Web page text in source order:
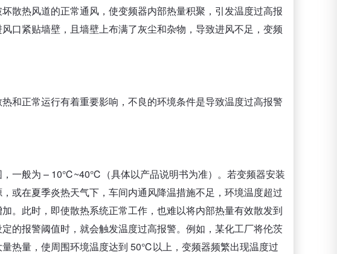
散热风道的正常通风，使变频器内部热量积聚，引发温度过高报
口紧贴墙壁，且墙壁上布满了灰尘和杂物，导致进风不足，变频
和正常运行有着重要影响，不良的环境条件是导致温度过高报警
一般为 – 10℃~40℃（具体以产品说明书为准）。若变频器安装
或在夏季炎热天气下，车间内通风降温措施不足，环境温度超过
。此时，即使散热系统正常工作，也难以将内部热量有效散发到
的报警阈值时，就会触发温度过高报警。例如，某化工厂将伦茨
热量，使周围环境温度达到 50℃以上，变频器频繁出现温度过